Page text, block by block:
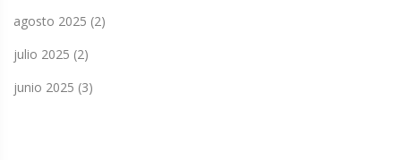
agosto 2025 (2)
julio 2025 (2)
junio 2025 (3)